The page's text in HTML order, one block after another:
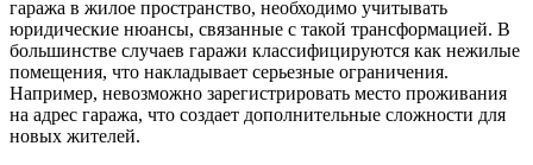
гаража в жилое пространство, необходимо учитывать
юридические нюансы, связанные с такой трансформацией. В
большинстве случаев гаражи классифицируются как нежилые
помещения, что накладывает серьезные ограничения.
Например, невозможно зарегистрировать место проживания
на адрес гаража, что создает дополнительные сложности для
новых жителей.